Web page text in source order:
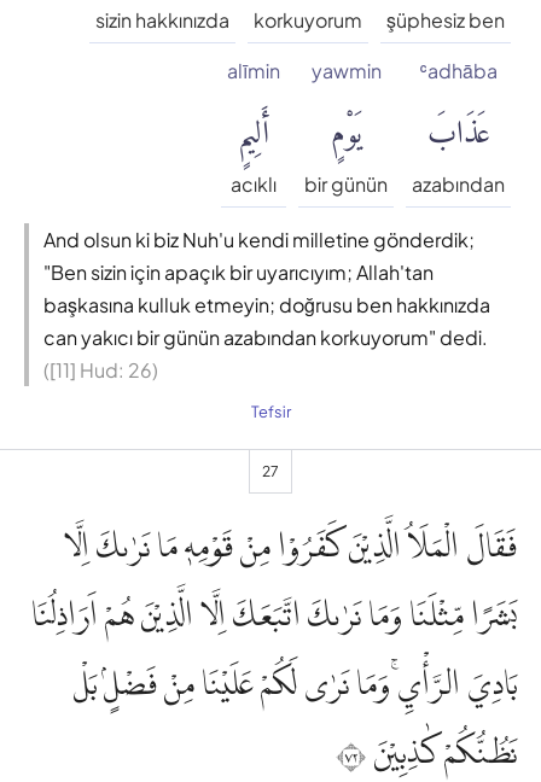
şüphesiz ben
korkuyorum
sizin hakkınızda
ʿadhāba
عَذَابَ
azabından
yawmin
يَوْمٍ
bir günün
alīmin
أَلِيمٍ
acıklı
And olsun ki biz Nuh'u kendi milletine gönderdik;
"Ben sizin için apaçık bir uyarıcıyım; Allah'tan
başkasına kulluk etmeyin; doğrusu ben hakkınızda
can yakıcı bir günün azabından korkuyorum" dedi.
([11] Hud: 26)
Tefsir
27
فَقَالَ الْمَلَاُ الَّذِيْنَ كَفَرُوْا مِنْ قَوْمِهٖ مَا نَرٰىكَ اِلَّا
بَشَرًا مِّثْلَنَا وَمَا نَرٰىكَ اتَّبَعَكَ اِلَّا الَّذِيْنَ هُمْ اَرَاذِلُنَا
بَادِيَ الرَّأْيِۚ وَمَا نَرٰى لَكُمْ عَلَيْنَا مِنْ فَضْلٍۢ بَلْ
نَظُنُّكُمْ كٰذِبِيْنَ ٢٧